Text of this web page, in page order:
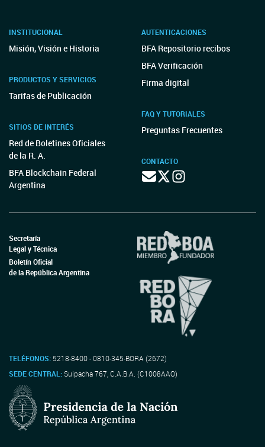
INSTITUCIONAL
Misión, Visión e Historia
PRODUCTOS Y SERVICIOS
Tarifas de Publicación
SITIOS DE INTERÉS
Red de Boletines Oficiales
de la R. A.
BFA Blockchain Federal
Argentina
AUTENTICACIONES
BFA Repositorio recibos
BFA Verificación
Firma digital
FAQ Y TUTORIALES
Preguntas Frecuentes
CONTACTO
Secretaría
Legal y Técnica
Boletín Oficial
de la República Argentina
TELÉFONOS: 5218-8400 - 0810-345-BORA (2672)
SEDE CENTRAL:Suipacha 767, C.A.B.A. (C1008AAO)